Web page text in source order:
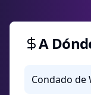
A
Condado de